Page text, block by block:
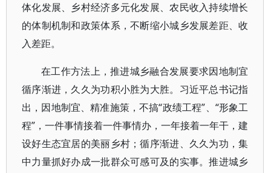
体化发展、乡村经济多元化发展、农民收入持续增长
的体制机制和政策体系，不断缩小城乡发展差距、收
入差距。
在工作方法上，推进城乡融合发展要求因地制宜
循序渐进，久久为功积小胜为大胜。习近平总书记指
出，因地制宜、精准施策，不搞“政绩工程”、“形象工
程”，一件事情接着一件事情办，一年接着一年干，建
设好生态宜居的美丽乡村；循序渐进、久久为功，集
中力量抓好办成一批群众可感可及的实事。推进城乡